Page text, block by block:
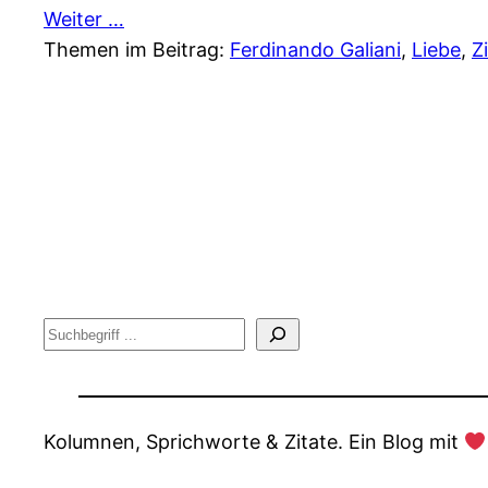
Weiter …
Themen im Beitrag: Ferdinando Galiani, Liebe,
Suche
Kolumnen, Sprichworte & Zitate. Ein Blog mit